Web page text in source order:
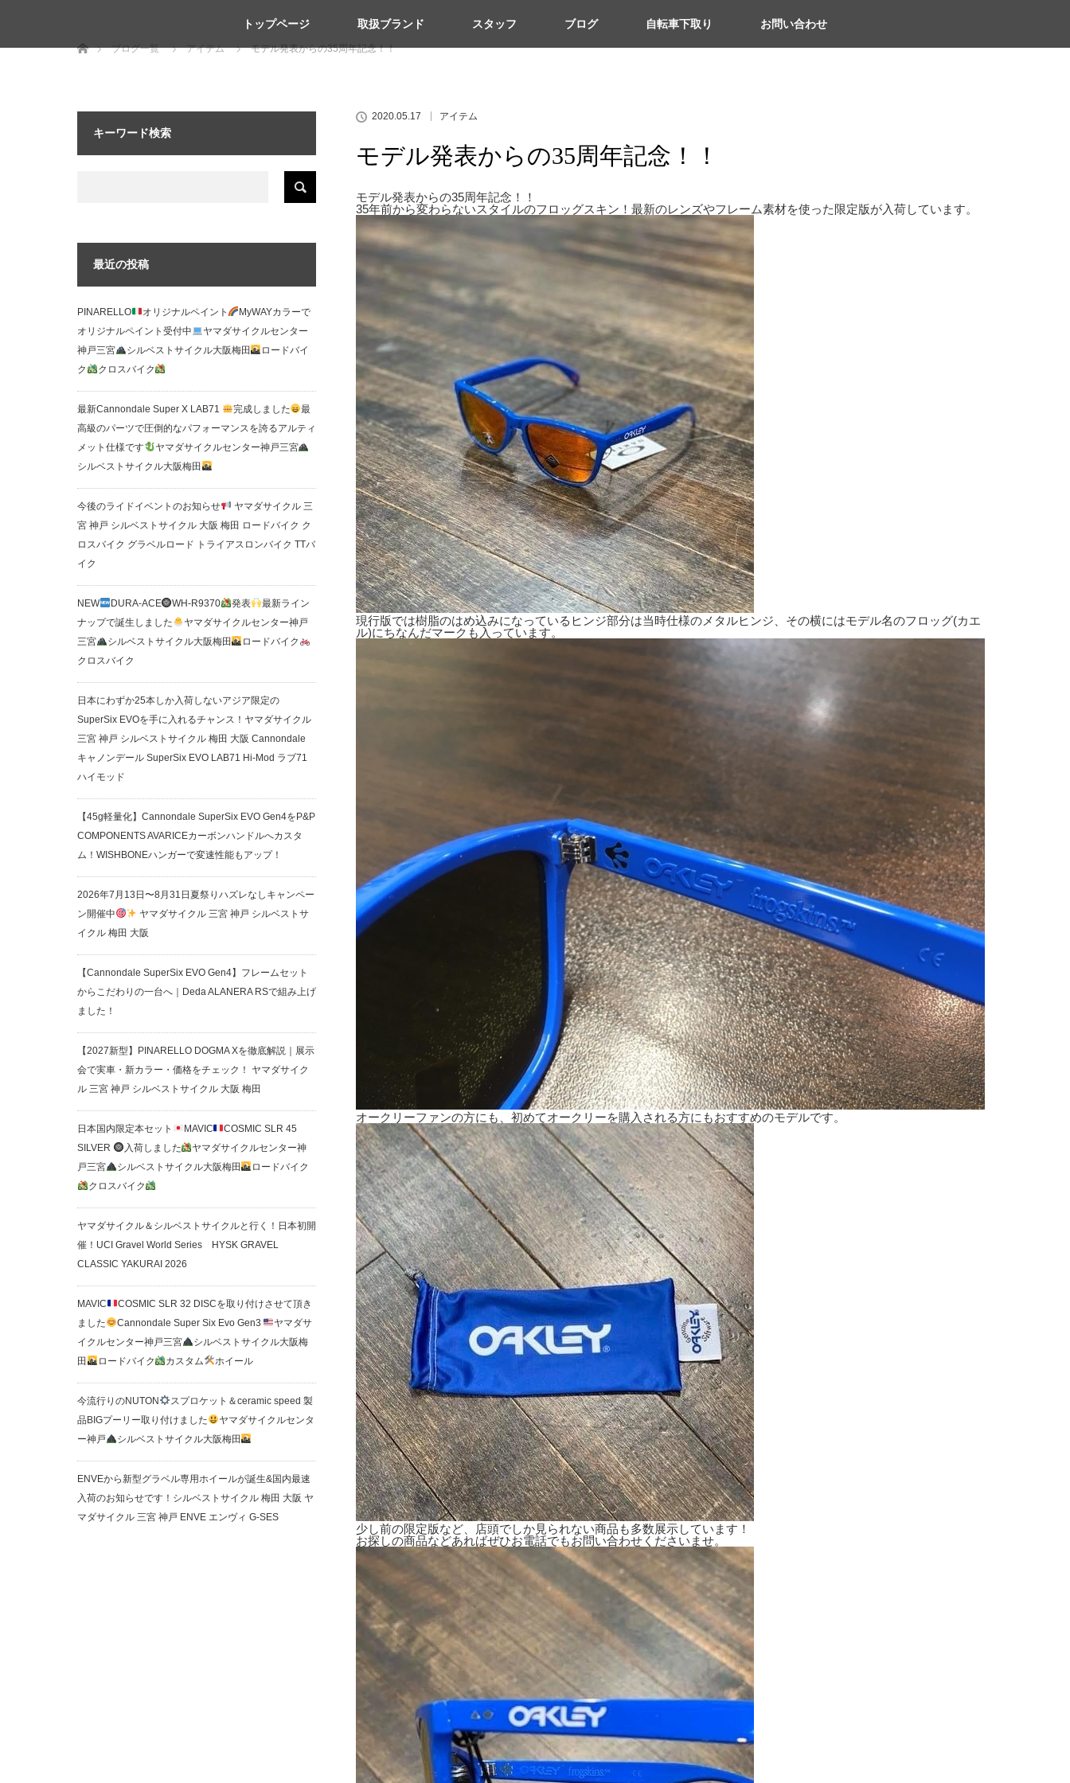
トップページ 取扱ブランド スタッフ ブログ 自転車下取り お問い合わせ
ブログ一覧
アイテム モデル発表からの35周年記念！！
2020.05.17 アイテム
モデル発表からの35周年記念！！
モデル発表からの35周年記念！！
35年前から変わらないスタイルのフロッグスキン！最新のレンズやフレーム素材を使った限定版が入荷しています。
現行版では樹脂のはめ込みになっているヒンジ部分は当時仕様のメタルヒンジ、その横にはモデル名のフロッグ(カエ
ル)にちなんだマークも入っています。
オークリーファンの方にも、初めてオークリーを購入される方にもおすすめのモデルです。
少し前の限定版など、店頭でしか見られない商品も多数展示しています！
お探しの商品などあればぜひお電話でもお問い合わせくださいませ。
キーワード検索
最近の投稿
PINARELLO オリジナルペイント
MyWAYカラーで
オリジナルペイント受付中
ヤマダサイクルセンター
神戸三宮
シルベストサイクル大阪梅田
ロードバイ
ク
クロスバイク
最新Cannondale Super X LAB71 完成しました
最
高級のパーツで圧倒的なパフォーマンスを誇るアルティ
メット仕様です
ヤマダサイクルセンター神戸三宮
シルベストサイクル大阪梅田
今後のライドイベントのお知らせ
ヤマダサイクル 三
宮 神戸 シルベストサイクル 大阪 梅田 ロードバイク ク
ロスバイク グラベルロード トライアスロンバイク TTバ
イク
NEW DURA-ACE WH-R9370 発表
最新ライン
ナップで誕生しました
ヤマダサイクルセンター神戸
三宮
シルベストサイクル大阪梅田
ロードバイク
クロスバイク
日本にわずか25本しか入荷しないアジア限定の
SuperSix EVOを手に入れるチャンス！ヤマダサイクル
三宮 神戸 シルベストサイクル 梅田 大阪 Cannondale
キャノンデール SuperSix EVO LAB71 Hi-Mod ラブ71
ハイモッド
【45g軽量化】Cannondale SuperSix EVO Gen4をP&P
COMPONENTS AVARICEカーボンハンドルへカスタ
ム！WISHBONEハンガーで変速性能もアップ！
2026年7月13日〜8月31日夏祭りハズレなしキャンペー
ン開催中
ヤマダサイクル 三宮 神戸 シルベストサ
イクル 梅田 大阪
【Cannondale SuperSix EVO Gen4】フレームセット
からこだわりの一台へ｜Deda ALANERA RSで組み上げ
ました！
【2027新型】PINARELLO DOGMA Xを徹底解説｜展示
会で実車・新カラー・価格をチェック！ ヤマダサイク
ル 三宮 神戸 シルベストサイクル 大阪 梅田
日本国内限定本セット MAVIC
COSMIC SLR 45
SILVER
入荷しました
ヤマダサイクルセンター神
戸三宮
シルベストサイクル大阪梅田
ロードバイク
クロスバイク
ヤマダサイクル＆シルベストサイクルと行く！日本初開
催！UCI Gravel World Series HYSK GRAVEL
CLASSIC YAKURAI 2026
MAVIC
COSMIC SLR 32 DISCを取り付けさせて頂き
ました
Cannondale Super Six Evo Gen3
ヤマダサ
イクルセンター神戸三宮
シルベストサイクル大阪梅
田
ロードバイク カスタム ホイール
今流行りのNUTON
スプロケット＆ceramic speed 製
品BIGプーリー取り付けました
ヤマダサイクルセンタ
ー神戸
シルベストサイクル大阪梅田
ENVEから新型グラベル専用ホイールが誕生&国内最速
入荷のお知らせです！シルベストサイクル 梅田 大阪 ヤ
マダサイクル 三宮 神戸 ENVE エンヴィ G-SES